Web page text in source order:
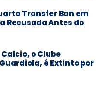
Transfer Ban em
Recusada Antes do
o Clube
é Extinto por